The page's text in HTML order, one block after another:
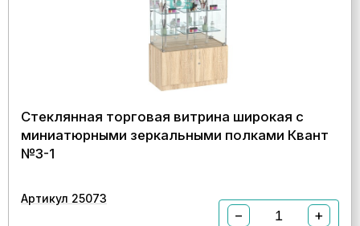
Стеклянная торговая витрина широкая с
миниатюрными зеркальными полками Квант
№3-1
Артикул 25073
− +